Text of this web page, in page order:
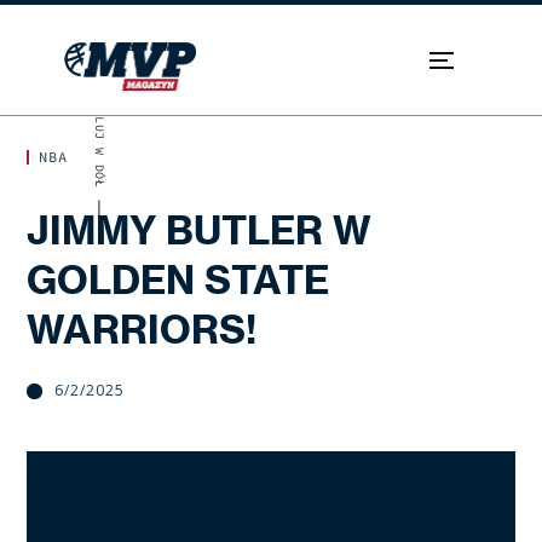
NBA
JIMMY BUTLER W
GOLDEN STATE
WARRIORS!
6/2/2025
SKROLUJ W DÓŁ